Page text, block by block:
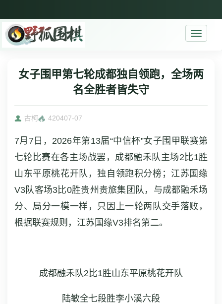
Toggle
女子围甲第七轮成都独自领跑，全场两
名全胜者皆失守
古柯 420407-07
7月7日，2026年第13届“中信杯”女子围甲联赛第
七轮比赛在各主场战罢，成都融禾队主场2比1胜
山东平原桃花开队，独自领跑积分榜；江苏国缘
V3队客场3比0胜贵州贵旅集团队，与成都融禾场
分、局分一模一样，只因上一轮两队交手落败，
根据联赛规则，江苏国缘V3排名第二。
成都融禾队2比1胜山东平原桃花开队
陆敏全七段胜李小溪六段